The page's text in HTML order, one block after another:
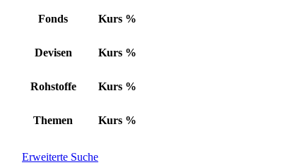
Fonds Kurs %
Devisen Kurs %
Rohstoffe Kurs %
Themen Kurs %
Erweiterte Suche